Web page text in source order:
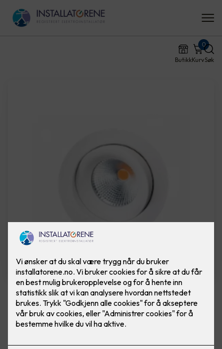
ButikkKurv
0
Søk
Junistar Eco IsoSafe downlight
2700K 6W LED white 8-pac
83 mm. IP44. 8 pakning, 729kr per stykk.